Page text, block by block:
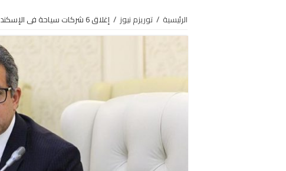
الرئيسية / توريزم نيوز / إغلاق 6 شركات سياحة فى الإسكندرية.. والجريدة الرسمية تنشر القرار